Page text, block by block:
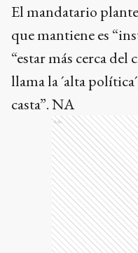
El mandatario
que mantiene es
“estar más cerca
llama la ´alta
casta”. NA
Ads